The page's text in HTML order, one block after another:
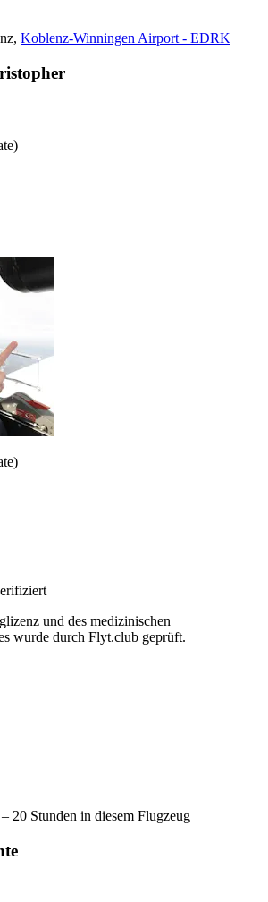
Koblenz-Winningen Airport - EDRK
und des medizinischen
wurde durch Flyt.club geprüft.
20 Stunden in diesem Flugzeug